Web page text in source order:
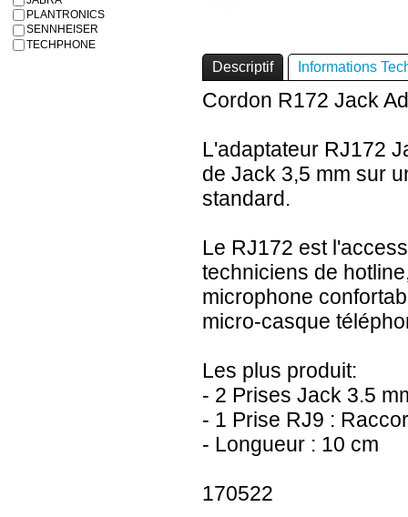
PLANTRONICS
SENNHEISER
TECHPHONE
Descriptif Informations
Cordon R172 Jack
L'adaptateur RJ172
de Jack 3,5 mm sur
standard.
Le RJ172 est
techniciens de
microphone
micro-casque
Les plus produit:
- 2 Prises Jack 3.5
- 1 Prise RJ9 :
- Longueur : 10 cm
170522